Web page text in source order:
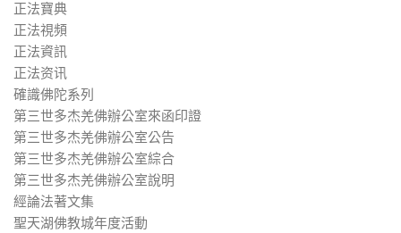
正法寶典
正法視頻
正法資訊
正法资讯
確識佛陀系列
第三世多杰羌佛辦公室來函印證
第三世多杰羌佛辦公室公告
第三世多杰羌佛辦公室綜合
第三世多杰羌佛辦公室說明
經論法著文集
聖天湖佛教城年度活動